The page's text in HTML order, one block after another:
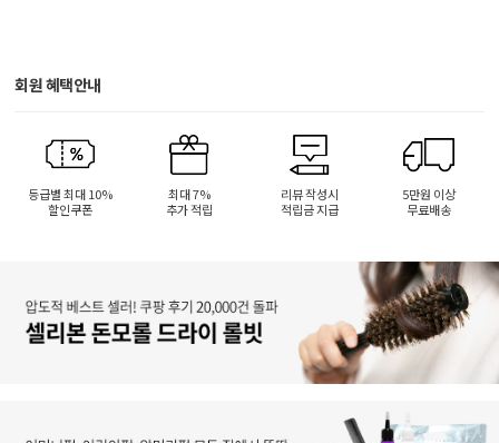
회원 혜택안내
등급별 최대 10%
할인쿠폰
최대 7%
추가 적립
리뷰 작성시
적립금 지급
5만원 이상
무료배송